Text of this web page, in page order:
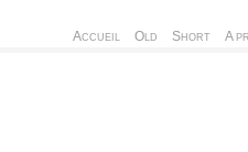
Accueil Old Short A